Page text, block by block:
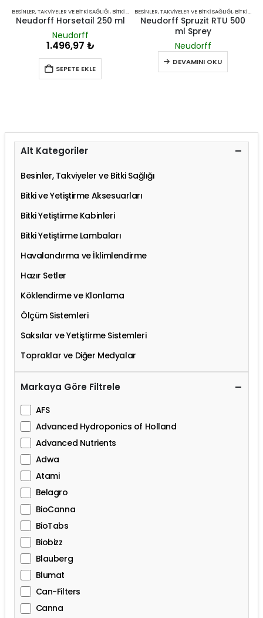
BESINLER, TAKVIYELER VE BITKI SAĞLIĞI, BITKI SAĞLIĞI
Neudorff Horsetail 250 ml
Neudorff
1.496,97 ₺
SEPETE EKLE
BESINLER, TAKVIYELER VE BITKI SAĞLIĞI, BITKI SAĞLIĞI
Neudorff Spruzit RTU 500
ml Sprey
Neudorff
DEVAMINI OKU
Alt Kategoriler
Besinler, Takviyeler ve Bitki Sağlığı
Bitki ve Yetiştirme Aksesuarları
Bitki Yetiştirme Kabinleri
Bitki Yetiştirme Lambaları
Havalandırma ve İklimlendirme
Hazır Setler
Köklendirme ve Klonlama
Ölçüm Sistemleri
Saksılar ve Yetiştirme Sistemleri
Topraklar ve Diğer Medyalar
Markaya Göre Filtrele
AFS
Advanced Hydroponics of Holland
Advanced Nutrients
Adwa
Atami
Belagro
BioCanna
BioTabs
Biobizz
Blauberg
Blumat
Can-Filters
Canna